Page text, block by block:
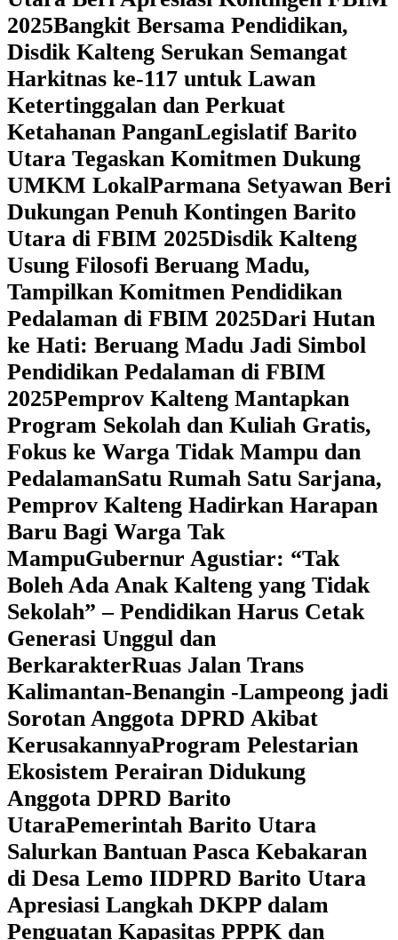
2025‎Bangkit Bersama Pendidikan,
Disdik Kalteng Serukan Semangat
Harkitnas ke-117 untuk Lawan
Ketertinggalan dan Perkuat
Ketahanan PanganLegislatif Barito
Utara Tegaskan Komitmen Dukung
UMKM LokalParmana Setyawan Beri
Dukungan Penuh Kontingen Barito
Utara di FBIM 2025Disdik Kalteng
Usung Filosofi Beruang Madu,
Tampilkan Komitmen Pendidikan
Pedalaman di FBIM 2025‎Dari Hutan
ke Hati: Beruang Madu Jadi Simbol
Pendidikan Pedalaman di FBIM
2025‎Pemprov Kalteng Mantapkan
Program Sekolah dan Kuliah Gratis,
Fokus ke Warga Tidak Mampu dan
Pedalaman‎Satu Rumah Satu Sarjana,
Pemprov Kalteng Hadirkan Harapan
Baru Bagi Warga Tak
Mampu‎Gubernur Agustiar: “Tak
Boleh Ada Anak Kalteng yang Tidak
Sekolah” – Pendidikan Harus Cetak
Generasi Unggul dan
BerkarakterRuas Jalan Trans
Kalimantan-Benangin -Lampeong jadi
Sorotan Anggota DPRD Akibat
KerusakannyaProgram Pelestarian
Ekosistem Perairan Didukung
Anggota DPRD Barito
UtaraPemerintah Barito Utara
Salurkan Bantuan Pasca Kebakaran
di Desa Lemo IIDPRD Barito Utara
Apresiasi Langkah DKPP dalam
Penguatan Kapasitas PPPK dan